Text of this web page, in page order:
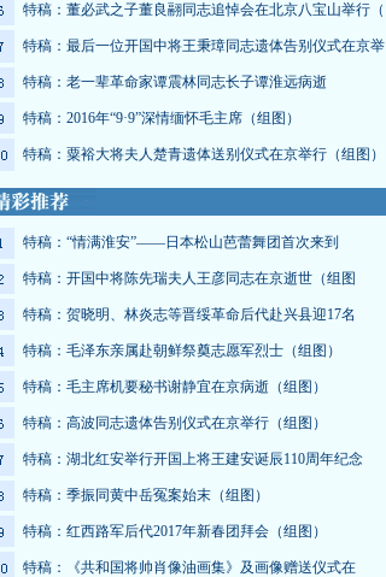
特稿：董必武之子董良翮同志追悼会在北京八宝山举行（
特稿：最后一位开国中将王秉璋同志遗体告别仪式在京举
特稿：老一辈革命家谭震林同志长子谭淮远病逝
特稿：2016年“9·9”深情缅怀毛主席（组图）
特稿：粟裕大将夫人楚青遗体送别仪式在京举行（组图）
特稿：“情满淮安”——日本松山芭蕾舞团首次来到
特稿：开国中将陈先瑞夫人王彦同志在京逝世（组图
特稿：贺晓明、林炎志等晋绥革命后代赴兴县迎17名
特稿：毛泽东亲属赴朝鲜祭奠志愿军烈士（组图）
特稿：毛主席机要秘书谢静宜在京病逝（组图）
特稿：高波同志遗体告别仪式在京举行（组图）
特稿：湖北红安举行开国上将王建安诞辰110周年纪念
特稿：季振同黄中岳冤案始末（组图）
特稿：红西路军后代2017年新春团拜会（组图）
特稿：《共和国将帅肖像油画集》及画像赠送仪式在